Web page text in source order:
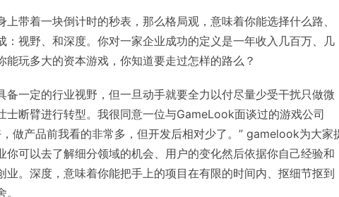
带着一块倒计时的秒表，那么格局观，意味着你能选择什么路、
：视野、和深度。你对一家企业成功的定义是一年收入几百万、几
能玩多大的资本游戏，你知道要走过怎样的路么？
备一定的行业视野，但一旦动手就要全力以付尽量少受干扰只做微
士断臂进行转型。我很同意一位与GameLook面谈过的游戏公司
做产品前我看的非常多，但开发后相对少了。” gamelook为大家
你可以去了解细分领域的机会、用户的变化然后依据你自己经验和
业。深度，意味着你能把手上的项目在有限的时间内、抠细节抠到